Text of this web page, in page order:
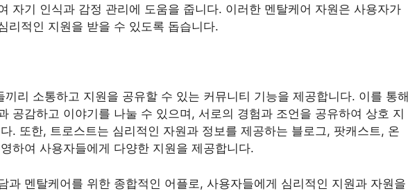
자기 인식과 감정 관리에 도움을 줍니다. 이러한 멘탈케어 자원은 사용자가
리적인 지원을 받을 수 있도록 돕습니다.
끼리 소통하고 지원을 공유할 수 있는 커뮤니티 기능을 제공합니다. 이를 통해
공감하고 이야기를 나눌 수 있으며, 서로의 경험과 조언을 공유하여 상호 지
. 또한, 트로스트는 심리적인 자원과 정보를 제공하는 블로그, 팟캐스트, 온
하여 사용자들에게 다양한 지원을 제공합니다.
과 멘탈케어를 위한 종합적인 어플로, 사용자들에게 심리적인 지원과 자원을